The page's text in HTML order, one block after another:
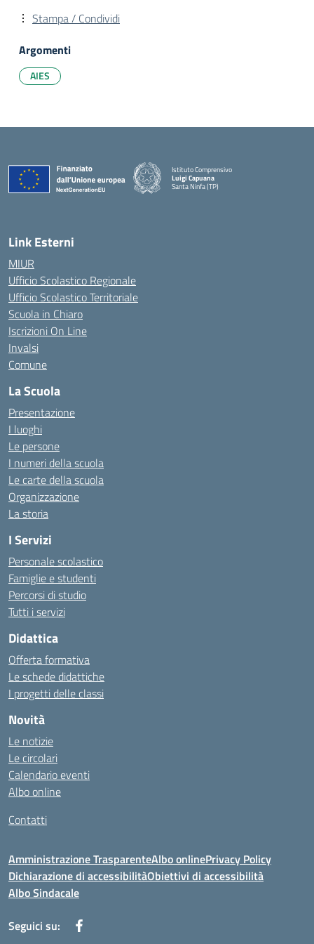
Stampa / Condividi
Argomenti
AIES
Istituto Comprensivo
Luigi Capuana
Santa Ninfa (TP)
Link Esterni
MIUR
Ufficio Scolastico Regionale
Ufficio Scolastico Territoriale
Scuola in Chiaro
Iscrizioni On Line
Invalsi
Comune
La Scuola
Presentazione
I luoghi
Le persone
I numeri della scuola
Le carte della scuola
Organizzazione
La storia
I Servizi
Personale scolastico
Famiglie e studenti
Percorsi di studio
Tutti i servizi
Didattica
Offerta formativa
Le schede didattiche
I progetti delle classi
Novità
Le notizie
Le circolari
Calendario eventi
Albo online
Contatti
Amministrazione TrasparenteAlbo onlinePrivacy Policy
Dichiarazione di accessibilitàObiettivi di accessibilità
Albo Sindacale
Seguici su: